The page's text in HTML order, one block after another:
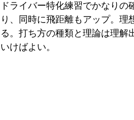
ドライバー特化練習でかなり
り、同時に飛距離もアップ。
る。打ち方の種類と理論は理解
いけばよい。